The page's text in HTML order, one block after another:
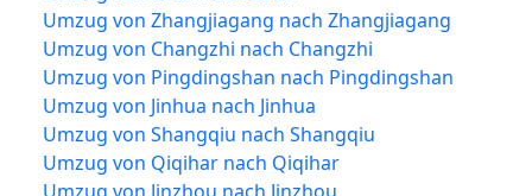
Umzug von Zhangjiagang nach Zhangjiagang
Umzug von Changzhi nach Changzhi
Umzug von Pingdingshan nach Pingdingshan
Umzug von Jinhua nach Jinhua
Umzug von Shangqiu nach Shangqiu
Umzug von Qiqihar nach Qiqihar